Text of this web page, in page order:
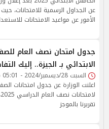
عن الجداول الرسمية للامتحانات،
الأمور عن مواعيد الامتحانات
جدول امتحان نصف العام
الابتدائي بـ الجيزة.. إليك
السبت 28/ديسمبر/2024 - 05:01 م
اعلنت الوزارة عن جدول امتحانات
تقريرنا بالموجز